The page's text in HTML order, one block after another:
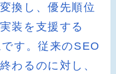
換し、優先順位
装を支援する
す。従来のSEO
わるのに対し、